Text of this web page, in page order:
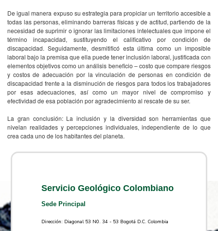
De igual manera expuso su estrategia para propiciar un territorio accesible a
todas las personas, eliminando barreras físicas y de actitud, partiendo de la
necesidad de suprimir o ignorar las limitaciones intelectuales que impone el
término incapacidad, sustituyendo el calificativo por condición de
discapacidad. Seguidamente, desmitificó esta última como un imposible
laboral bajo la premisa que ella puede tener inclusión laboral, justificada con
elementos objetivos como un análisis beneficio – costo que compare riesgos
y costos de adecuación por la vinculación de personas en condición de
discapacidad frente a la disminución de riesgos para todos los trabajadores
por esas adecuaciones, así como un mayor nivel de compromiso y
efectividad de esa población por agradecimiento al rescate de su ser.
La gran conclusión: La inclusión y la diversidad son herramientas que
nivelan realidades y percepciones individuales, independiente de lo que
crea cada uno de los habitantes del planeta.
Servicio Geológico Colombiano
Sede Principal
Dirección: Diagonal 53 N0. 34 - 53 Bogotá D.C. Colombia